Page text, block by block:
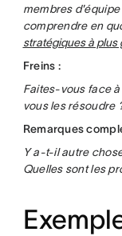
membres
comprendre en
stratégiques à plus
Freins :
Faites-vous face
vous les résoudre
Remarques
Y a-t-il autre
Quelles sont les